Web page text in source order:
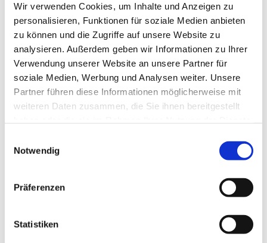
Wir verwenden Cookies, um Inhalte und Anzeigen zu
personalisieren, Funktionen für soziale Medien anbieten
zu können und die Zugriffe auf unsere Website zu
analysieren. Außerdem geben wir Informationen zu Ihrer
Verwendung unserer Website an unsere Partner für
soziale Medien, Werbung und Analysen weiter. Unsere
Partner führen diese Informationen möglicherweise mit
weiteren Daten zusammen, die Sie ihnen bereitgestellt
Notwendig
Präferenzen
Statistiken
Paderborn
Ob die Räume genutzt werden dürfen, kann bei
Pfarrer Grahl erfragt werden.